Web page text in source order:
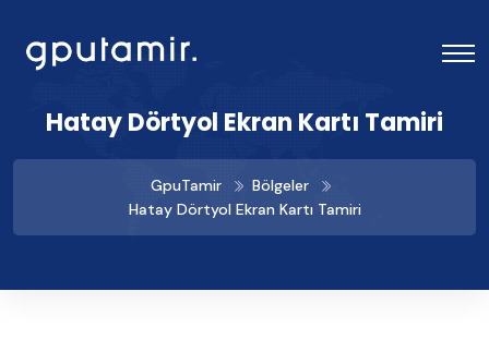
Hatay Dörtyol Ekran Kartı Tamiri
GpuTamir
Bölgeler
Hatay Dörtyol Ekran Kartı Tamiri